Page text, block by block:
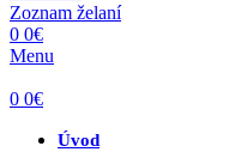
Zoznam želaní
0 0€
Menu
0 0€
Úvod